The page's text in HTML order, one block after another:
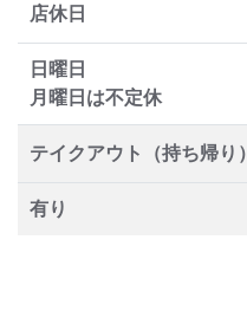
店休日
日曜日
月曜日は不定休
テイクアウト（持ち帰り）
有り